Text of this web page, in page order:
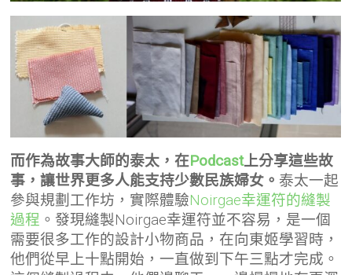
而作為故事大師的泰太，在Podcast上分享這些故
事，讓世界更多人能支持少數民族婦女。 泰太一起
參與規劃工作坊，實際體驗Noirgae幸運符的縫製
過程 。發現縫製Noirgae幸運符並不容易，是一個
需要很多工作的設計小物商品，在向東姬學習時，
他們從早上十點開始，一直做到下午三點才完成。